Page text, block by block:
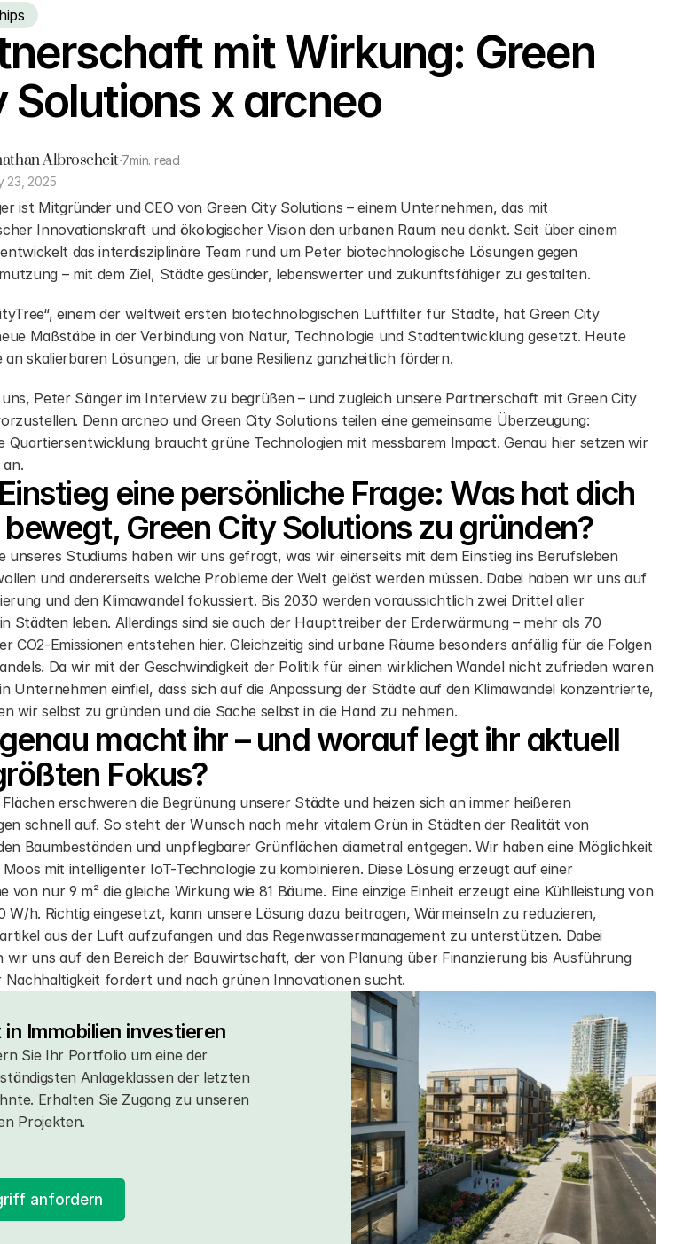
mit Wirkung: Green
Solutions x arcneo
Albroscheit·7min. read
23, 2025
ist Mitgründer und CEO von Green City Solutions – einem Unternehmen, das mit
Innovationskraft und ökologischer Vision den urbanen Raum neu denkt. Seit über einem
das interdisziplinäre Team rund um Peter biotechnologische Lösungen gegen
– mit dem Ziel, Städte gesünder, lebenswerter und zukunftsfähiger zu gestalten.
einem der weltweit ersten biotechnologischen Luftfilter für Städte, hat Green City
Maßstäbe in der Verbindung von Natur, Technologie und Stadtentwicklung gesetzt. Heute
an skalierbaren Lösungen, die urbane Resilienz ganzheitlich fördern.
Peter Sänger im Interview zu begrüßen – und zugleich unsere Partnerschaft mit Green City
Denn arcneo und Green City Solutions teilen eine gemeinsame Überzeugung:
Quartiersentwicklung braucht grüne Technologien mit messbarem Impact. Genau hier setzen wir
an.
eine persönliche Frage: Was hat dich
Green City Solutions zu gründen?
unseres Studiums haben wir uns gefragt, was wir einerseits mit dem Einstieg ins Berufsleben
und andererseits welche Probleme der Welt gelöst werden müssen. Dabei haben wir uns auf
und den Klimawandel fokussiert. Bis 2030 werden voraussichtlich zwei Drittel aller
Städten leben. Allerdings sind sie auch der Haupttreiber der Erderwärmung – mehr als 70
CO2-Emissionen entstehen hier. Gleichzeitig sind urbane Räume besonders anfällig für die Folgen
Da wir mit der Geschwindigkeit der Politik für einen wirklichen Wandel nicht zufrieden waren
Unternehmen einfiel, dass sich auf die Anpassung der Städte auf den Klimawandel konzentrierte,
wir selbst zu gründen und die Sache selbst in die Hand zu nehmen.
macht ihr – und worauf legt ihr aktuell
Fokus?
erschweren die Begrünung unserer Städte und heizen sich an immer heißeren
schnell auf. So steht der Wunsch nach mehr vitalem Grün in Städten der Realität von
Baumbeständen und unpflegbarer Grünflächen diametral entgegen. Wir haben eine Möglichkeit
mit intelligenter IoT-Technologie zu kombinieren. Diese Lösung erzeugt auf einer
von nur 9 m² die gleiche Wirkung wie 81 Bäume. Eine einzige Einheit erzeugt eine Kühlleistung von
W/h. Richtig eingesetzt, kann unsere Lösung dazu beitragen, Wärmeinseln zu reduzieren,
aus der Luft aufzufangen und das Regenwassermanagement zu unterstützen. Dabei
wir uns auf den Bereich der Bauwirtschaft, der von Planung über Finanzierung bis Ausführung
Nachhaltigkeit fordert und nach grünen Innovationen sucht.
Immobilien investieren
Sie Ihr Portfolio um eine der
Anlageklassen der letzten
Erhalten Sie Zugang zu unseren
Projekten.
anfordern